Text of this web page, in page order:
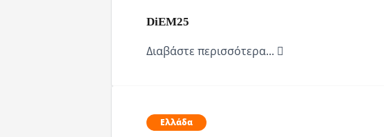
DiEM25
Διαβάστε περισσότερα...
Ελλάδα